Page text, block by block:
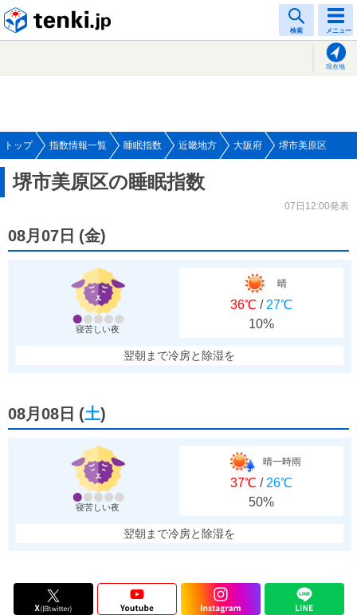
検索 メニュー
現在地
トップ 指数情報一覧 睡眠指数 近畿地方 大阪府 堺市美原区
堺市美原区の睡眠指数
07日12:00発表
08月07日 (金)
寝苦しい夜
晴
36℃ / 27℃
10%
翌朝まで冷房と除湿を
08月08日 (土)
寝苦しい夜
晴一時雨
37℃ / 26℃
50%
翌朝まで冷房と除湿を